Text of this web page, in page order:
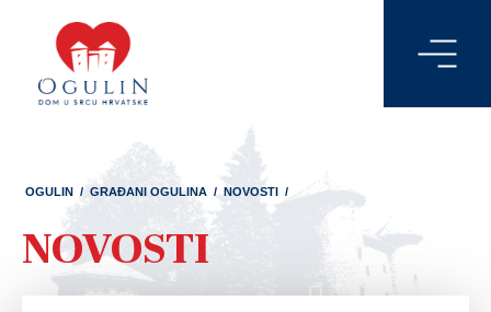
OGULIN / GRAĐANI OGULINA / NOVOSTI /
NOVOSTI